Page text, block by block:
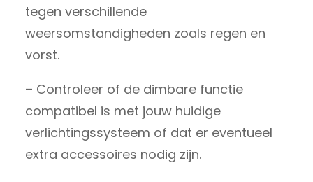
tegen verschillende
weersomstandigheden zoals regen en
vorst.
– Controleer of de dimbare functie
compatibel is met jouw huidige
verlichtingssysteem of dat er eventueel
extra accessoires nodig zijn.